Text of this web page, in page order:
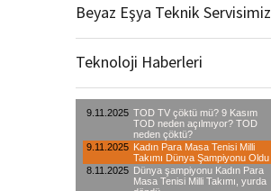
Beyaz Eşya Teknik Servisimiz
Teknoloji Haberleri